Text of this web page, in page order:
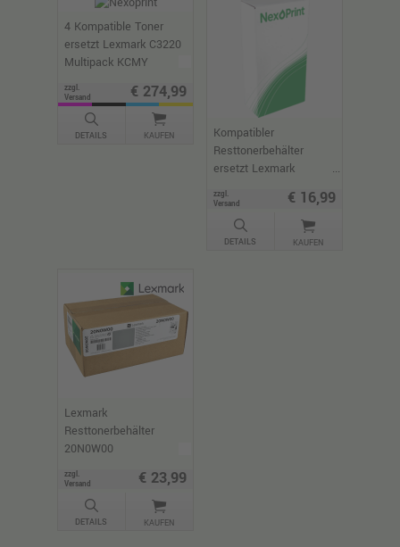
4 Kompatible Toner
ersetzt Lexmark C3220
Multipack KCMY
zzgl.
Versand
€ 274,99
DETAILS KAUFEN
Kompatibler
Resttonerbehälter
ersetzt Lexmark
20N0W00
zzgl.
Versand
€ 16,99
DETAILS KAUFEN
Lexmark
Resttonerbehälter
20N0W00
zzgl.
Versand
€ 23,99
DETAILS KAUFEN